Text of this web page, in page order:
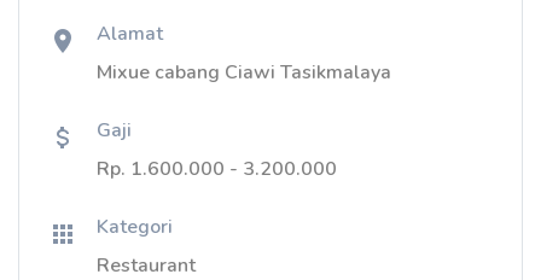
Alamat
Mixue cabang Ciawi Tasikmalaya
Gaji
Rp. 1.600.000 - 3.200.000
Kategori
Restaurant